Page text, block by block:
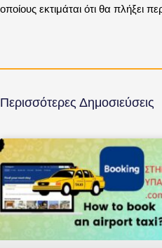
οποίους εκτιμάται ότι θα πλήξει
Περισσότερες Δημοσιεύσεις